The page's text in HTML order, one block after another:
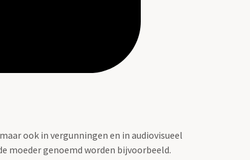
ook in vergunningen en in audiovisueel
moeder genoemd worden bijvoorbeeld.